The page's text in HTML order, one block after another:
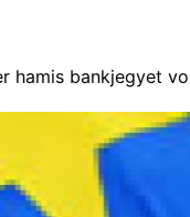
hamis bankjegyet